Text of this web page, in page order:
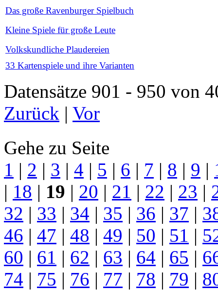
Das große Ravenburger Spielbuch
Kleine Spiele für große Leute
Volkskundliche Plaudereien
33 Kartenspiele und ihre Varianten
Datensätze 901 - 950
Zurück | Vor
Gehe zu Seite
1 | 2 | 3 | 4 | 5 | 6 | 7 | 8 | 9 |
| 18 | 19 | 20 | 21 | 22 | 23 |
32 | 33 | 34 | 35 | 36 | 37 |
46 | 47 | 48 | 49 | 50 | 51 |
60 | 61 | 62 | 63 | 64 | 65 |
74 | 75 | 76 | 77 | 78 | 79 |